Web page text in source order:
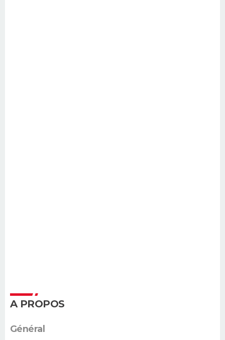
A PROPOS
Général